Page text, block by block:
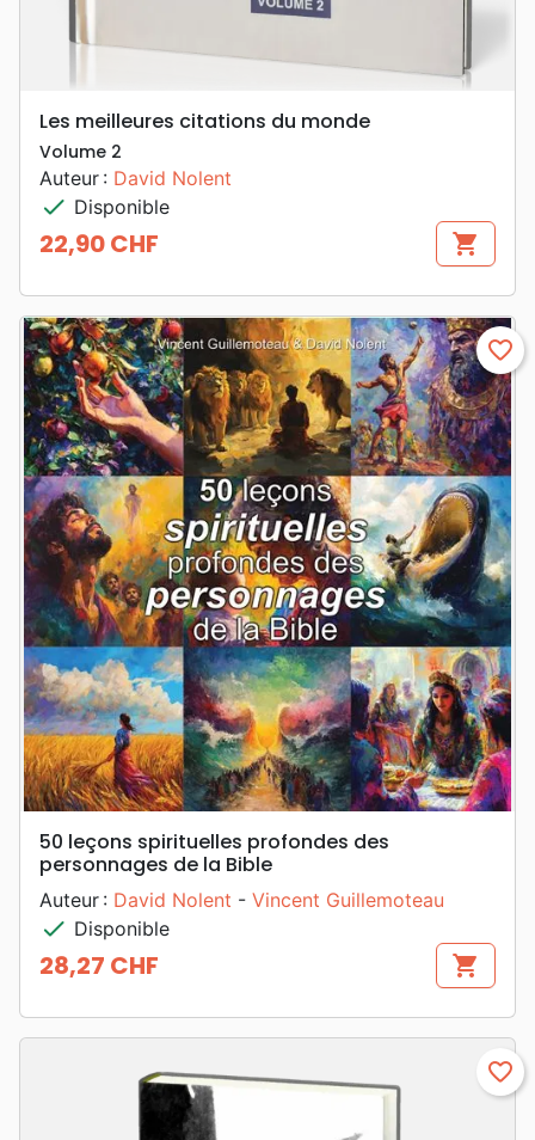
Les meilleures citations du monde
Volume 2
Auteur : David Nolent
check Disponible
Prix
22,90 CHF shopping_cart
favorite_border
50 leçons spirituelles profondes des
personnages de la Bible
Auteur : David Nolent - Vincent Guillemoteau
check Disponible
Prix
28,27 CHF shopping_cart
favorite_border